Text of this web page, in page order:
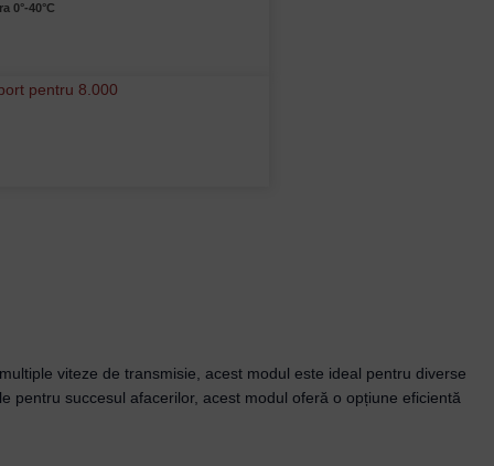
0°-40°C
viteze de transmisie, acest modul este ideal pentru diverse
pentru succesul afacerilor, acest modul oferă o opțiune eficientă